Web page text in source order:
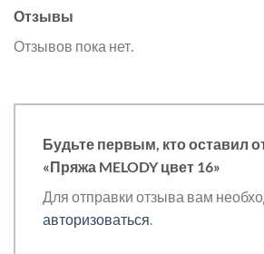
Отзывы
Отзывов пока нет.
Будьте первым, кто оставил
«Пряжа MELODY цвет 16»
Для отправки отзыва вам
авторизоваться